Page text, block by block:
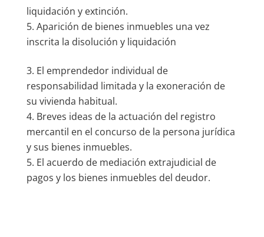
liquidación y extinción.
Aparición de bienes inmuebles una vez
inscrita la disolución y liquidación
El emprendedor individual de
responsabilidad limitada y la exoneración de
su vivienda habitual.
Breves ideas de la actuación del registro
mercantil en el concurso de la persona jurídica
y sus bienes inmuebles.
El acuerdo de mediación extrajudicial de
pagos y los bienes inmuebles del deudor.